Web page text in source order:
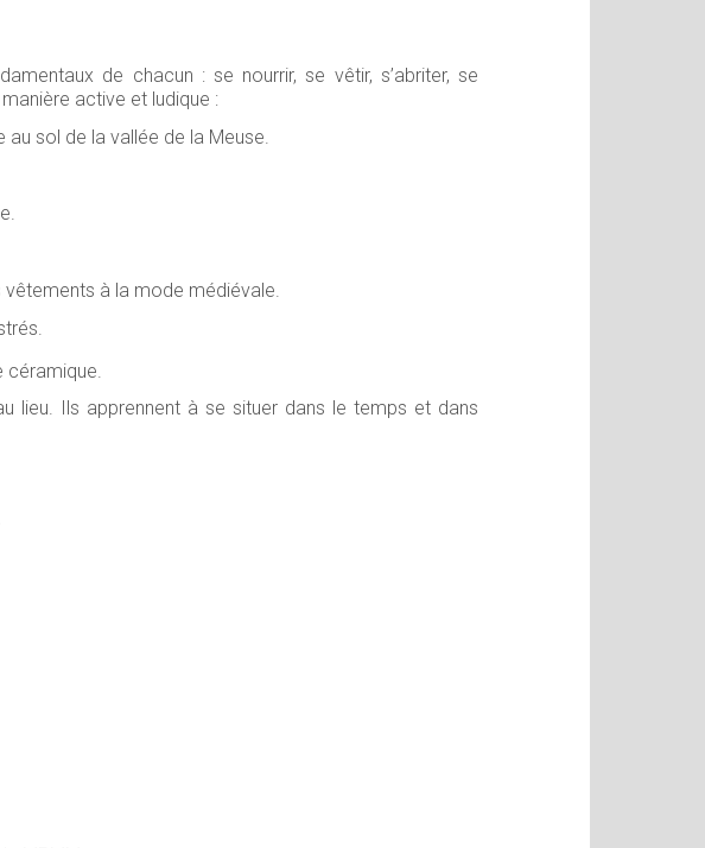
de chacun : se nourrir, se vêtir, s’abriter, se
active et ludique :
sol de la vallée de la Meuse.
à la mode médiévale.
céramique.
lieu. Ils apprennent à se situer dans le temps et dans